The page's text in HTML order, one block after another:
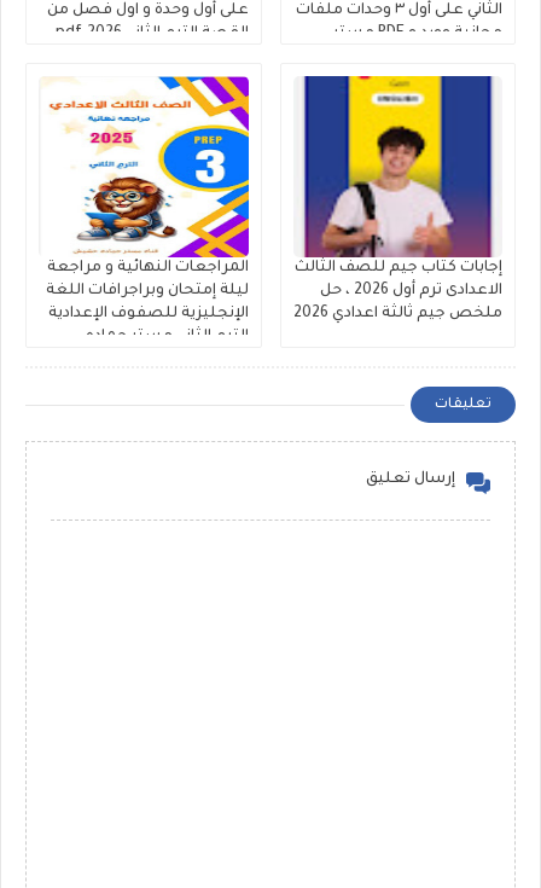
الثاني على أول ٣ وحدات ملفات
مجانية وورد و PDF مستر
على أول وحدة و اول فصل من
القصة الترم الثاني 2026.pdf
إجابات كتاب جيم للصف الثالث
الاعدادى ترم أول 2026 ، حل
ملخص جيم ثالثة اعدادي 2026
المراجعات النهائية و مراجعة
ليلة إمتحان وبراجرافات اللغة
الإنجليزية للصفوف الإعدادية
الترم الثاني مستر حماده
تعليقات
إرسال تعليق